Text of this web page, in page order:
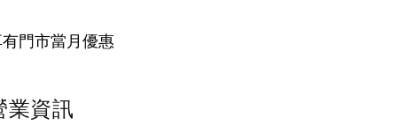
門市當月優惠
業資訊